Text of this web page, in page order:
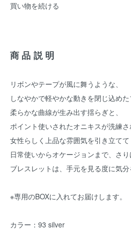
買い物を続ける
商品説明
リボンやテープが風に舞うような、
しなやかで軽やかな動きを閉じ込めた
柔らかな曲線が生み出す揺らぎと、
ポイント使いされたオニキスが洗練さ
女性らしく上品な雰囲気を引き立てて
日常使いからオケージョンまで、さ
ブレスレットは、手元を見る度に気分
※専用のBOXに入れてお届けします。
カラー：93 silver